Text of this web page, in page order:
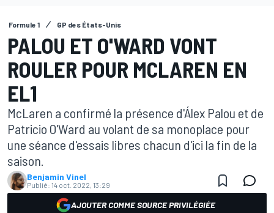
Formule 1 GP des États-Unis
PALOU ET O'WARD VONT
ROULER POUR MCLAREN EN
EL1
McLaren a confirmé la présence d'Álex Palou et de
Patricio O'Ward au volant de sa monoplace pour
une séance d'essais libres chacun d'ici la fin de la
saison.
Benjamin Vinel
Publié: 14 oct. 2022, 13:29
AJOUTER COMME SOURCE PRIVILÉGIÉE